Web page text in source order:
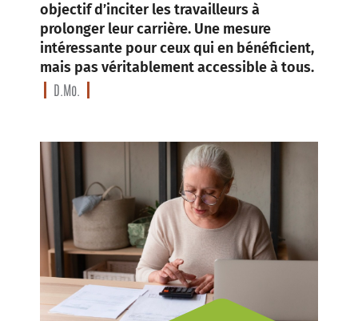
objectif d’inciter les travailleurs à
prolonger leur carrière. Une mesure
intéressante pour ceux qui en bénéficient,
mais pas véritablement accessible à tous.
D.Mo.